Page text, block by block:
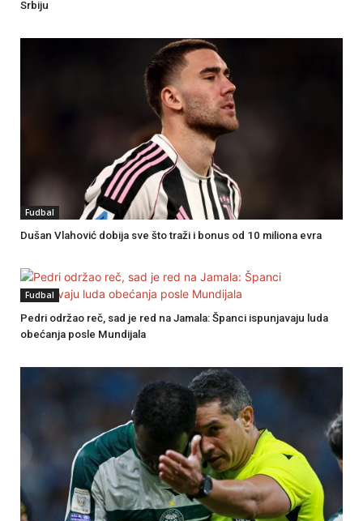
Srbiju
Fudbal
Dušan Vlahović dobija sve što traži i bonus od 10 miliona evra
Fudbal
Pedri održao reč, sad je red na Jamala: Španci ispunjavaju luda
obećanja posle Mundijala